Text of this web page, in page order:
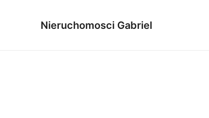
Nieruchomosci Gabriel